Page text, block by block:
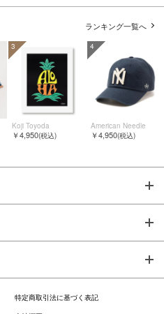
ランキング一覧へ
3
Koji Toyoda
￥4,950(税込)
4
American Needle
￥4,950(税込)
特定商取引法に基づく表記